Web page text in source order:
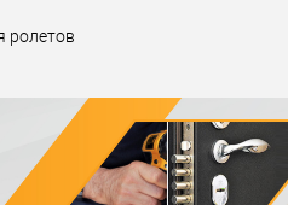
ролетов